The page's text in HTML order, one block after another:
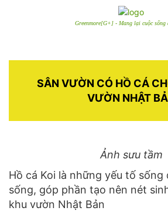
Greenmore[G+] - Mang lại cuộc sống
SÂN VƯỜN CÓ HỒ CÁ
VƯỜN NHẬT
Ảnh sưu tầm
Hồ cá Koi là những yếu tố sống
sống, góp phần tạo nên nét
khu vườn Nhật Bản